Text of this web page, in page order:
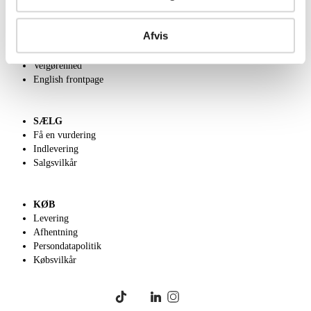
Afvis
Kontakt os
Velgørenhed
English frontpage
SÆLG
Få en vurdering
Indlevering
Salgsvilkår
KØB
Levering
Afhentning
Persondatapolitik
Købsvilkår